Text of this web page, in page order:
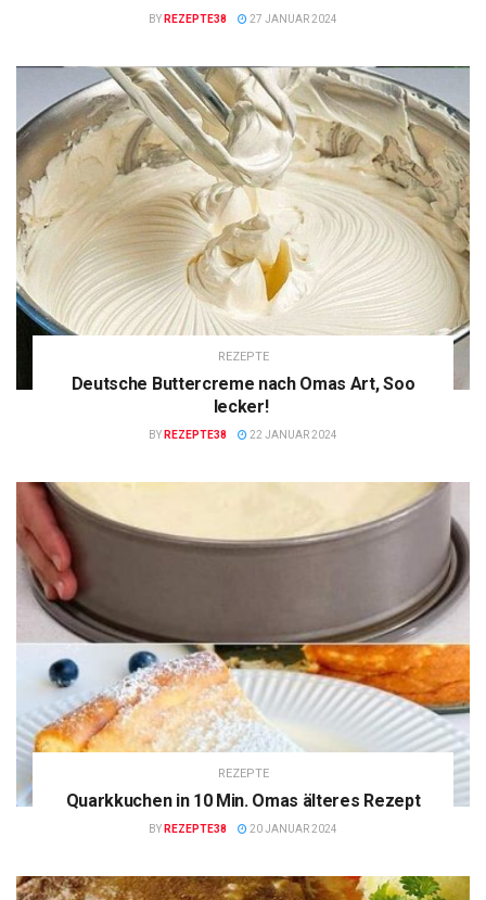
BY REZEPTE38 27 JANUAR 2024
REZEPTE
Deutsche Buttercreme nach Omas Art, Soo
lecker!
BY REZEPTE38 22 JANUAR 2024
REZEPTE
Quarkkuchen in 10 Min. Omas älteres Rezept
BY REZEPTE38 20 JANUAR 2024